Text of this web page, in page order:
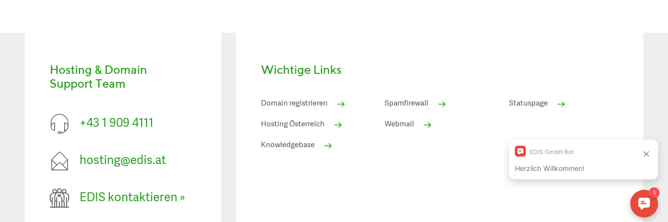
Hosting & Domain
Support Team
+43 1 909 4111
hosting@edis.at
EDIS kontaktieren »
Wichtige Links
Domain registrieren
Hosting Österreich
Knowledgebase
Spamfirewall
Webmail
Statuspage